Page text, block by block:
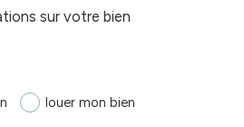
le type de bien
sur votre bien
louer mon bien